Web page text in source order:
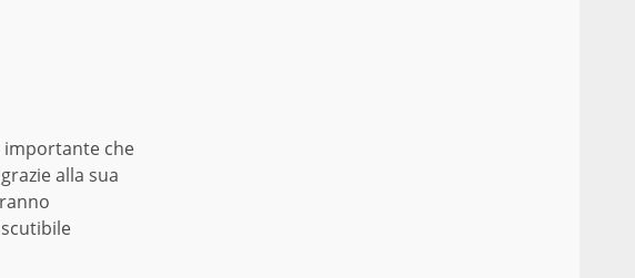
importante che
alla sua